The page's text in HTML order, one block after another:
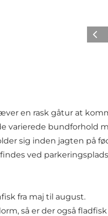
en rask gåtur at
varierede bundforhold
sig inden jagten på
ved
fra maj til august.
så er der også